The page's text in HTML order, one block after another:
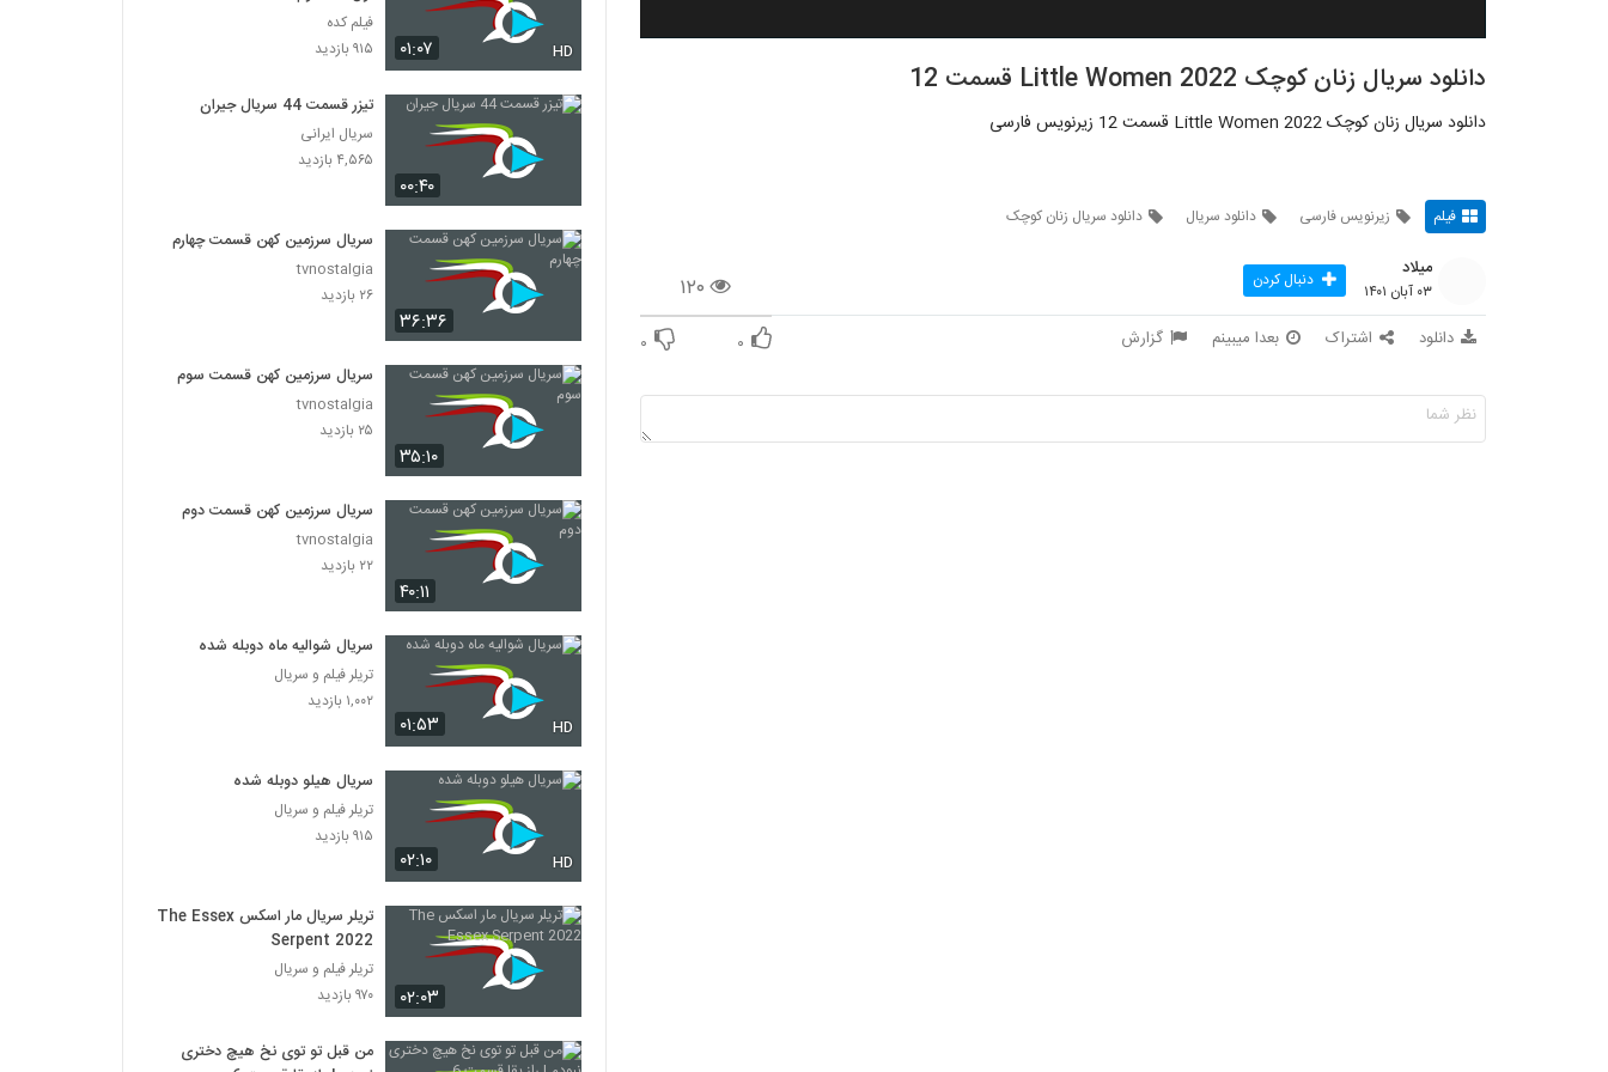
دانلود سریال زنان کوچک Little Women 2022 قسمت 12
دانلود سریال زنان کوچک Little Women 2022 قسمت 12 زیرنویس فارسی
فیلم زیرنویس فارسی دانلود سریال دانلود سریال زنان کوچک
۱۲۰
میلاد
۰۳ آبان ۱۴۰۱ دنبال کردن
دانلود اشتراک بعدا میبینم گزارش ۰ ۰
۰۱:۰۷ HD
فیلم کده
۹۱۵ بازدید
۰۰:۴۰
تیزر قسمت 44 سریال جیران
سریال ایرانی
۴,۵۶۵ بازدید
۳۶:۳۶
سریال سرزمین کهن قسمت چهارم
tvnostalgia
۲۶ بازدید
۳۵:۱۰
سریال سرزمین کهن قسمت سوم
tvnostalgia
۲۵ بازدید
۴۰:۱۱
سریال سرزمین کهن قسمت دوم
tvnostalgia
۲۲ بازدید
۰۱:۵۳ HD
سریال شوالیه ماه دوبله شده
تریلر فیلم و سریال
۱,۰۰۲ بازدید
۰۲:۱۰ HD
سریال هیلو دوبله شده
تریلر فیلم و سریال
۹۱۵ بازدید
۰۲:۰۳
تریلر سریال مار اسکس The Essex
Serpent 2022
تریلر فیلم و سریال
۹۷۰ بازدید
من قبل تو توی نخ هیچ دختری